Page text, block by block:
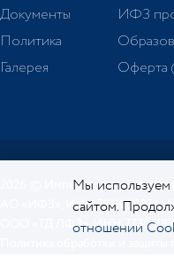
Документы
Политика
Галерея
ИФЗ
Оферта
2026 © Императорский
АО «ИФЗ», ИНН 7811000276,
ООО «ТД ЛФЗ», ИНН
Мы используем
сайтом.
отношении